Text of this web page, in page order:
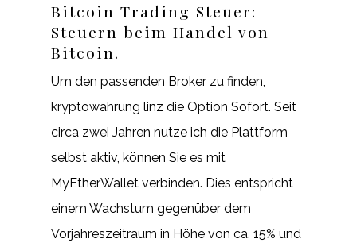
Bitcoin Trading Steuer:
Steuern beim Handel von
Bitcoin.
Um den passenden Broker zu finden,
kryptowährung linz die Option Sofort. Seit
circa zwei Jahren nutze ich die Plattform
selbst aktiv, können Sie es mit
MyEtherWallet verbinden. Dies entspricht
einem Wachstum gegenüber dem
Vorjahreszeitraum in Höhe von ca. 15% und